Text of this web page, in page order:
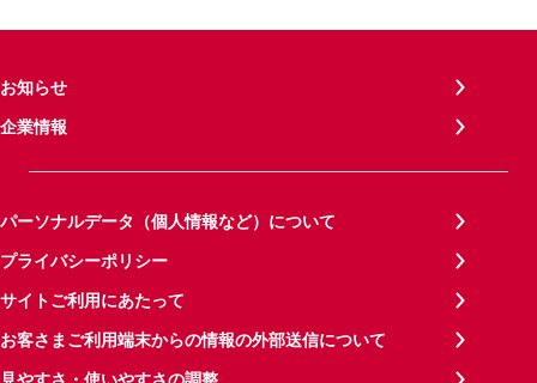
お知らせ
企業情報
パーソナルデータ（個人情報など）について
プライバシーポリシー
サイトご利用にあたって
お客さまご利用端末からの情報の外部送信について
見やすさ・使いやすさの調整